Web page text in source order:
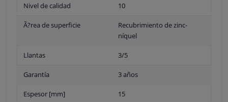
Nivel de calidad 10
Ã?rea de superficie
Recubrimiento de zinc-
níquel
Llantas 3/5
Garantía 3 años
Espesor [mm] 15